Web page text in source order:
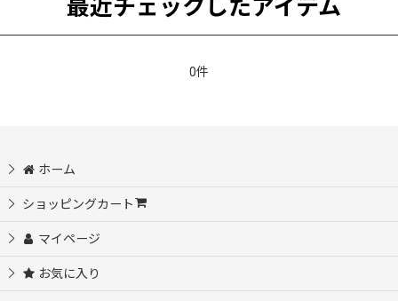
最近チェックしたアイテム
0件
ホーム
ショッピングカート
マイページ
お気に入り